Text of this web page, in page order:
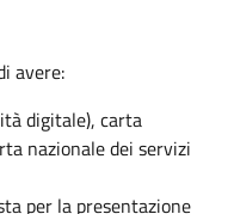
avere:
digitale), carta
nazionale dei servizi
per la presentazione